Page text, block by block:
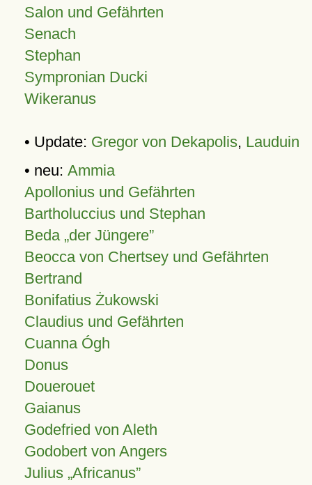
Salon und Gefährten
Senach
Stephan
Sympronian Ducki
Wikeranus
• Update: Gregor von Dekapolis, Lauduin
• neu: Ammia
Apollonius und Gefährten
Bartholuccius und Stephan
Beda „der Jüngere”
Beocca von Chertsey und Gefährten
Bertrand
Bonifatius Żukowski
Claudius und Gefährten
Cuanna Ógh
Donus
Douerouet
Gaianus
Godefried von Aleth
Godobert von Angers
Julius Africanus